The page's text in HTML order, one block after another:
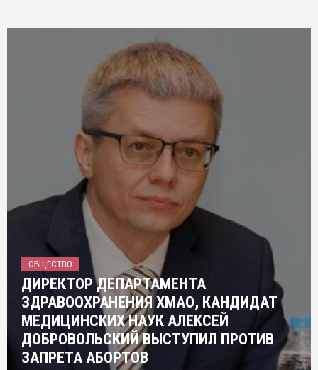
ОБЩЕСТВО
ДИРЕКТОР ДЕПАРТАМЕНТА
ЗДРАВООХРАНЕНИЯ ХМАО, КАНДИДАТ
МЕДИЦИНСКИХ НАУК АЛЕКСЕЙ
ДОБРОВОЛЬСКИЙ ВЫСТУПИЛ ПРОТИВ
ЗАПРЕТА АБОРТОВ